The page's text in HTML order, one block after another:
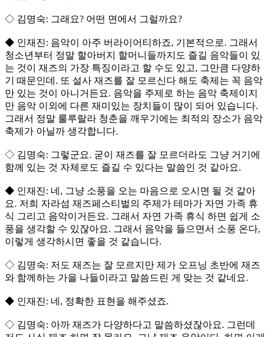
◇ 김명숙: 그래요? 어떤 면에서 그럴까요?
◆ 인재진: 음악이 아주 버라이어티하죠, 기본적으로. 그래서
청소년부터 정말 할아버지 할머니들까지도 즐길 음악들이 있
는 것이 재즈의 가장 특징이라고 할 수도 있고, 그만큼 다양하
기 때문인데. 또 설사 재즈를 잘 모르신다 해도 축제는 꼭 음악
만 있는 것이 아니거든요. 음악을 주제로 하는 음악 축제이지
만 음악 이외에 다른 재미있는 장치들이 많이 되어 있습니다.
그래서 정말 룰루랄라 청춘을 깨우기에는 최적의 장소가 음악
축제가 아닐까 생각합니다.
◇ 김명숙: 그렇군요. 굳이 재즈를 잘 모르더라도 그냥 거기에
함께 있는 것 자체로도 즐길 수 있다는 말씀인 것 같아요.
◆ 인재진: 네, 그냥 소풍을 오는 마음으로 오시면 될 것 같아
요. 저희 자라섬 재즈페스티벌의 주제가 테마가 자연 가족 휴
식 그리고 음악이거든요. 그래서 자연 가족 휴식 하면 쉽게 소
풍을 생각할 수 있잖아요. 그래서 음악을 들으면서 소풍 온다,
이렇게 생각하시면 좋을 것 같습니다.
◇ 김명숙: 저도 재즈는 잘 모르지만 제가 오프닝 초반에 재즈
와 함께하는 가을 나들이라고 말씀드린 게 맞는 것 같네요.
◆ 인재진: 네, 정확한 표현을 해주셨죠.
◇ 김명숙: 아까 재즈가 다양하다고 말씀하셨잖아요. 그런데